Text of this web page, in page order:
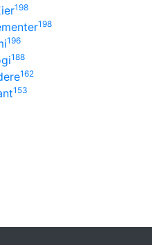
198
198
196
188
162
153